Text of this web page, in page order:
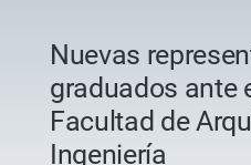
Nuevas
graduados ante
Facultad de
Ingeniería